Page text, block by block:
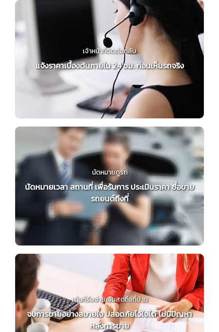
เจ้าหน้าที่ติดต่อกลับ
แจ้งราคาเบื้องต้นภายใน 24 ชม. ก่อนเห็นรถจริง
นัดหมายดูรถ
นัดหมายเวลา สถานที่ เพื่อรับการ ประเมินราคา ซื้อขาย
รถยนต์ถึงที่
เต้นท์รับจ่ายเงินสดถึงที่บ้าน
จบการขายอย่างสบายใจ ปลอดภัยไว้ใจได้ ไม่มีปัญหา
หลังการขาย